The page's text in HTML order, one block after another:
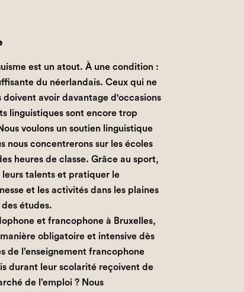
est un atout. À une condition :
du néerlandais. Ceux qui ne
avoir davantage d'occasions
linguistiques sont encore trop
voulons un soutien linguistique
nous concentrerons sur les écoles
heures de classe. Grâce au sport,
talents et pratiquer le
et les activités dans les plaines
études.
et francophone à Bruxelles,
obligatoire et intensive dès
de l’enseignement francophone
durant leur scolarité reçoivent de
de l’emploi ? Nous